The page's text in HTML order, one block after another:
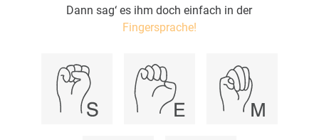
Dann sag‘ es ihm doch einfach in der
Fingersprache!